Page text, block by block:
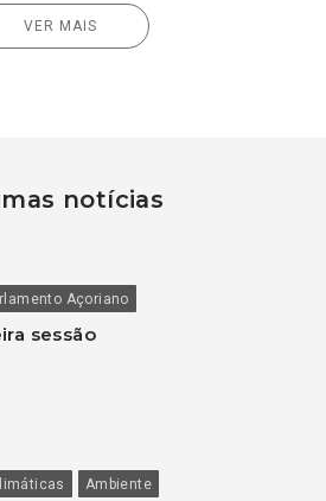
VER MAIS
notícias
Açoriano
sessão
Ambiente